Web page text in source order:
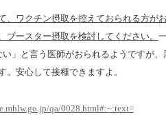
、ワクチン摂取を控えておられる方が
ブースター摂取を検討してください。
」と言う医師がおられるようですが、
。安心して接種できますよ。
qa/0028.html#:~:text=